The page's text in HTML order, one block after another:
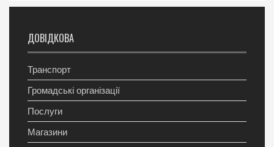
ДОВІДКОВА
Транспорт
Громадські організації
Послуги
Магазини